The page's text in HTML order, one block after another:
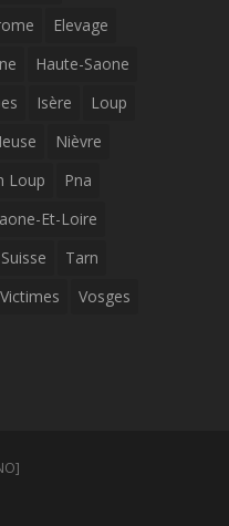
Elevage
Haute-Saone
Isère
Loup
Nièvre
Loup
Pna
Et-Loire
Suisse
Tarn
Victimes
Vosges